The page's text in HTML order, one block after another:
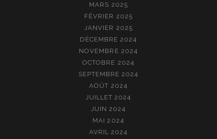
MARS 2025
FÉVRIER 2025
JANVIER 2025
DÉCEMBRE 2024
NOVEMBRE 2024
OCTOBRE 2024
SEPTEMBRE 2024
AOÛT 2024
JUILLET 2024
JUIN 2024
MAI 2024
AVRIL 2024